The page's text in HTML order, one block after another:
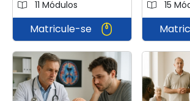
11 Módulos
Matricule-se
15